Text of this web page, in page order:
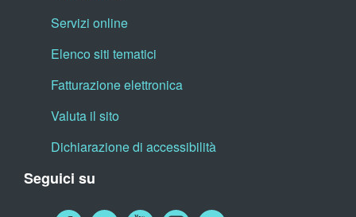
Servizi online
Elenco siti tematici
Fatturazione elettronica
Valuta il sito
Dichiarazione di accessibilità
Seguici su